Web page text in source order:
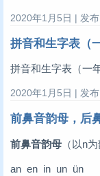
2020年1月5日 | 发
拼音和生字表（
拼音和生字表（一
2020年1月5日 | 发
前鼻音韵母，后
前鼻音韵母 （以n
an en in un ün